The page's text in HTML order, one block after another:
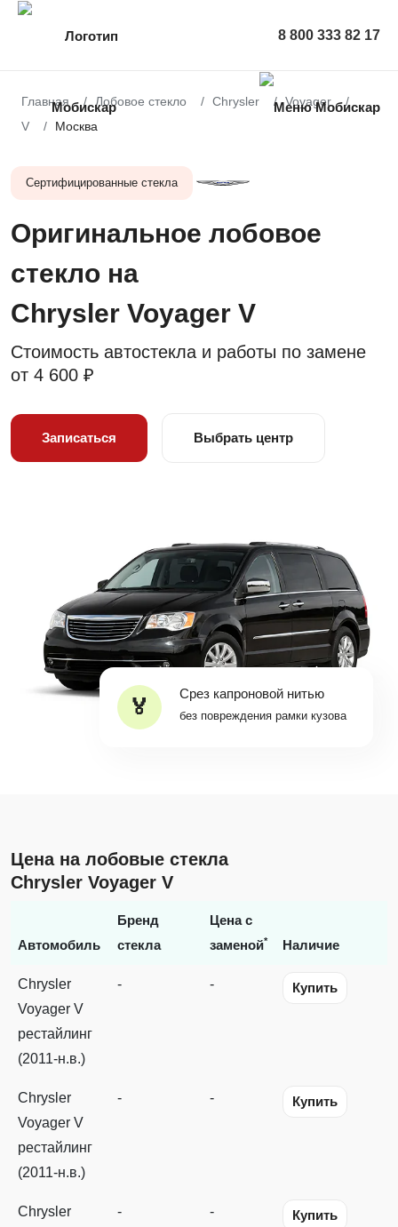
8 800 333 82 17
Главная Лобовое стекло Chrysler
Voyager
V
Москва
Сертифицированные стекла
Оригинальное лобовое
стекло на
Chrysler Voyager V
Стоимость автостекла и работы по замене
от 4 600 ₽
Записаться Выбрать центр
Срез капроновой нитью
без повреждения рамки кузова
Цена на лобовые стекла
Chrysler Voyager V
Автомобиль
Бренд
стекла
Цена с
заменой* Наличие
Chrysler
Voyager V
рестайлинг
(2011-н.в.)
- - Купить
Chrysler
Voyager V
рестайлинг
(2011-н.в.)
- - Купить
Chrysler
- - Купить